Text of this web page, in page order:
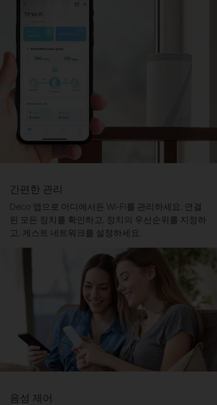
간편한 관리
Deco 앱으로 어디에서든 Wi-Fi를 관리하세요. 연결
된 모든 장치를 확인하고, 장치의 우선순위를 지정하
고, 게스트 네트워크를 설정하세요.
음성 제어